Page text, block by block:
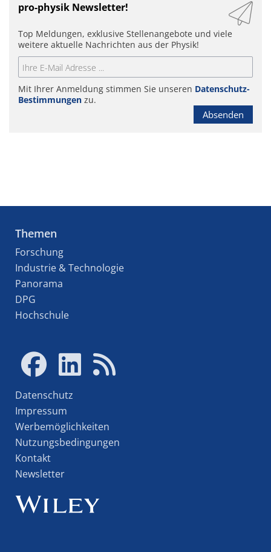
pro-physik Newsletter!
Top Meldungen, exklusive Stellenangebote und viele
weitere aktuelle Nachrichten aus der Physik!
Mit Ihrer Anmeldung stimmen Sie unseren Datenschutz-
Bestimmungen zu.
Absenden
Themen
Forschung
Industrie & Technologie
Panorama
DPG
Hochschule
Datenschutz
Impressum
Werbemöglichkeiten
Nutzungsbedingungen
Kontakt
Newsletter